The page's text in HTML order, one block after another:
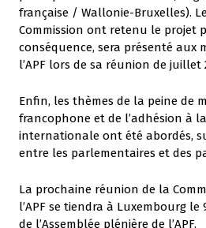
française / Wallonie-Bruxelles).
Commission ont retenu le projet
conséquence, sera présenté aux
l’APF lors de sa réunion de juillet
Enfin, les thèmes de la peine de
francophone et de l’adhésion à
internationale ont été abordés,
entre les parlementaires et des
La prochaine réunion de la
l’APF se tiendra à Luxembourg
de l’Assemblée plénière de l’APF.